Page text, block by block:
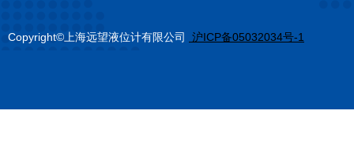
Copyright©上海远望液位计有限公司 沪ICP备05032034号-1